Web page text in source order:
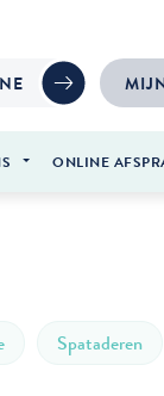
ONLINE
Spataderen